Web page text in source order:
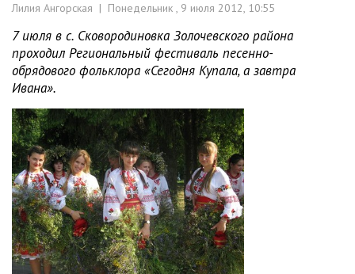
Лилия Ангорская | Понедельник , 9 июля 2012, 10:55
7 июля в с. Сковородиновка Золочевского района
проходил Региональный фестиваль песенно-
обрядового фольклора «Сегодня Купала, а завтра
Ивана».